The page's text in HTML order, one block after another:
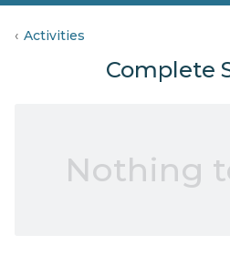
Activities
Complete
Nothing